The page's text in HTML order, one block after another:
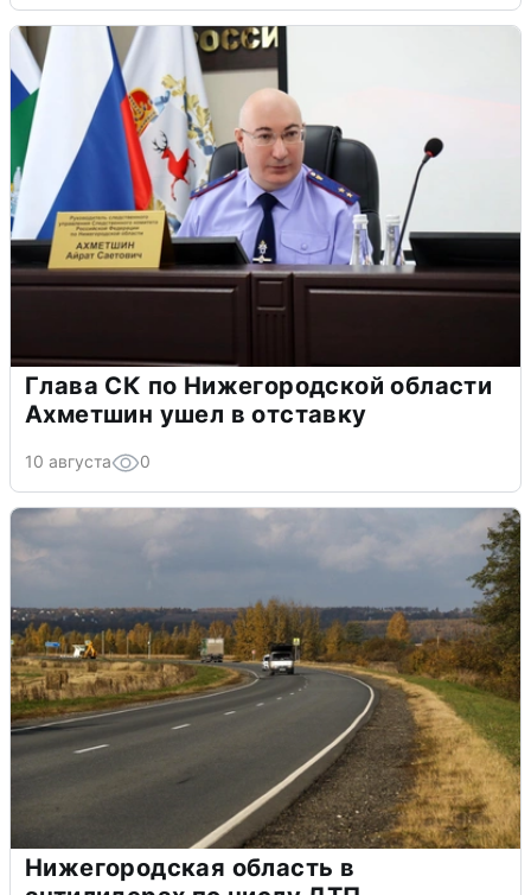
Глава СК по Нижегородской области
Ахметшин ушел в отставку
10 августа 0
Нижегородская область в